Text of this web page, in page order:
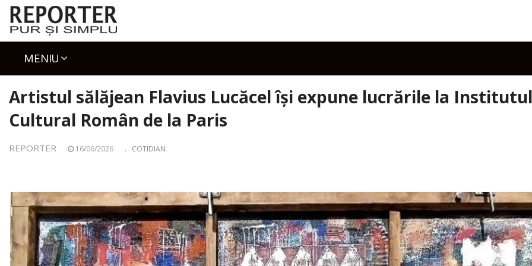
Skip
content
MENIU
Artistul sălăjean Flavius Lucăcel își expune lucrările la Institutul
Cultural Român de la Paris
REPORTER 16/06/2026 . COTIDIAN